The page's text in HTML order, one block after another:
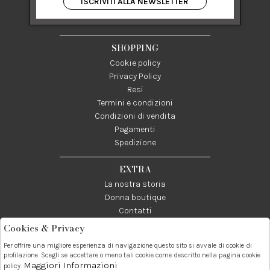
84122 Salerno Italia
P IVA 03024950655
SHOPPING
Cookie policy
Privacy Policy
Resi
Termini e condizioni
Condizioni di vendita
Pagamenti
Spedizione
EXTRA
La nostra storia
Donna boutique
Contatti
Telefono:
089237858
Whatsapp:
3338855601
Contatti:
info@donna1981.it
Cookies & Privacy
Per offrire una migliore esperienza di navigazione questo sito si avvale di cookie di
profilazione. Scegli se accettare o meno tali cookie come descritto nella pagina cookie
policy. Maggiori Informazioni